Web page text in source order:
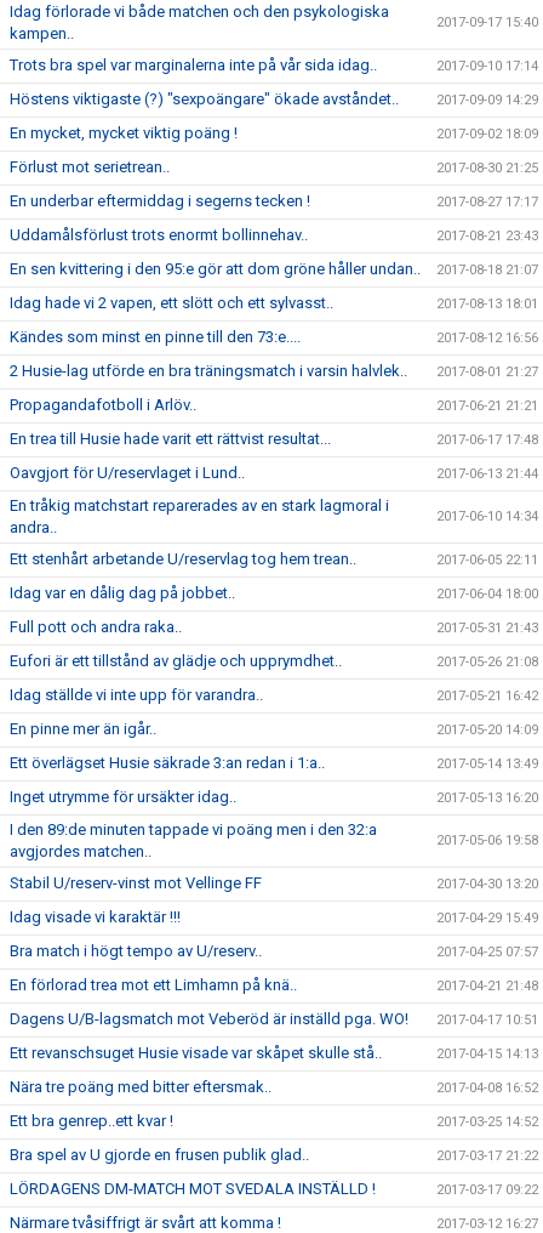
Idag förlorade vi både matchen och den psykologiska
kampen..
2017-09-17 15:40
Trots bra spel var marginalerna inte på vår sida idag.. 2017-09-10 17:14
Höstens viktigaste (?) "sexpoängare" ökade avståndet.. 2017-09-09 14:29
En mycket, mycket viktig poäng ! 2017-09-02 18:09
Förlust mot serietrean.. 2017-08-30 21:25
En underbar eftermiddag i segerns tecken ! 2017-08-27 17:17
Uddamålsförlust trots enormt bollinnehav.. 2017-08-21 23:43
En sen kvittering i den 95:e gör att dom gröne håller undan.. 2017-08-18 21:07
Idag hade vi 2 vapen, ett slött och ett sylvasst.. 2017-08-13 18:01
Kändes som minst en pinne till den 73:e.... 2017-08-12 16:56
2 Husie-lag utförde en bra träningsmatch i varsin halvlek.. 2017-08-01 21:27
Propagandafotboll i Arlöv.. 2017-06-21 21:21
En trea till Husie hade varit ett rättvist resultat... 2017-06-17 17:48
Oavgjort för U/reservlaget i Lund.. 2017-06-13 21:44
En tråkig matchstart reparerades av en stark lagmoral i
andra..
2017-06-10 14:34
Ett stenhårt arbetande U/reservlag tog hem trean.. 2017-06-05 22:11
Idag var en dålig dag på jobbet.. 2017-06-04 18:00
Full pott och andra raka.. 2017-05-31 21:43
Eufori är ett tillstånd av glädje och upprymdhet.. 2017-05-26 21:08
Idag ställde vi inte upp för varandra.. 2017-05-21 16:42
En pinne mer än igår.. 2017-05-20 14:09
Ett överlägset Husie säkrade 3:an redan i 1:a.. 2017-05-14 13:49
Inget utrymme för ursäkter idag.. 2017-05-13 16:20
I den 89:de minuten tappade vi poäng men i den 32:a
avgjordes matchen..
2017-05-06 19:58
Stabil U/reserv-vinst mot Vellinge FF 2017-04-30 13:20
Idag visade vi karaktär !!! 2017-04-29 15:49
Bra match i högt tempo av U/reserv.. 2017-04-25 07:57
En förlorad trea mot ett Limhamn på knä.. 2017-04-21 21:48
Dagens U/B-lagsmatch mot Veberöd är inställd pga. WO! 2017-04-17 10:51
Ett revanschsuget Husie visade var skåpet skulle stå.. 2017-04-15 14:13
Nära tre poäng med bitter eftersmak.. 2017-04-08 16:52
Ett bra genrep..ett kvar ! 2017-03-25 14:52
Bra spel av U gjorde en frusen publik glad.. 2017-03-17 21:22
LÖRDAGENS DM-MATCH MOT SVEDALA INSTÄLLD ! 2017-03-17 09:22
Närmare tvåsiffrigt är svårt att komma ! 2017-03-12 16:27